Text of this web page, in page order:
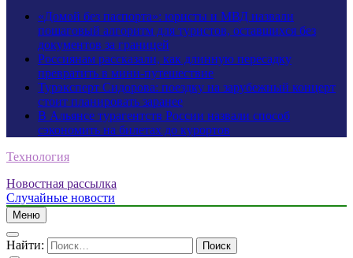
«Домой без паспорта»: юристы и МВД назвали
пошаговый алгоритм для туристов, оставшихся без
документов за границей
Россиянам рассказали, как длинную пересадку
превратить в мини-путешествие
Турэксперт Сидорова: поездку на зарубежный концерт
стоит планировать заранее
В Альянсе турагентств России назвали способ
сэкономить на билетах до курортов
Технология
Новостная рассылка
Случайные новости
Меню
Найти: